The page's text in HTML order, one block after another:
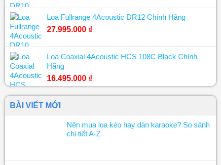
Loa Fullrange 4Acoustic DR12 Chính Hãng
27.995.000 ₫
Loa Coaxial 4Acoustic HCS 108C Black Chính
Hãng
16.495.000 ₫
BÀI VIẾT MỚI
Nên mua loa kéo hay dàn karaoke? So sánh
chi tiết A-Z